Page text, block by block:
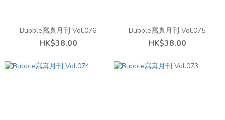
Bubble寫真月刊 Vol.076
HK$38.00
Bubble寫真月刊 Vol.075
HK$38.00